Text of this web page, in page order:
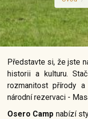
Představte si, že jste
historii a kulturu.
rozmanitost přírody
národní rezervaci -
Osero Camp nabízí